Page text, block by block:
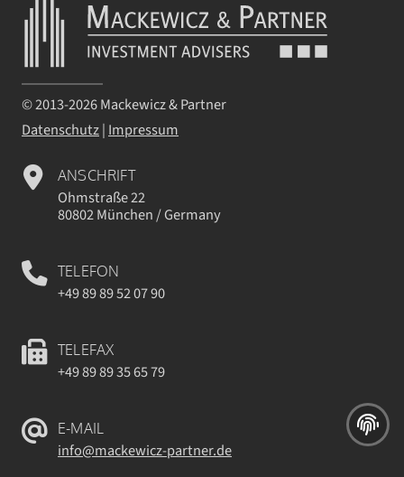
© 2013-2026 Mackewicz & Partner
Datenschutz| Impressum
ANSCHRIFT
Ohmstraße 22
80802 München / Germany
E-MAIL
info@mackewicz-partner.de
TELEFON
+49 89 89 52 07 90
TELEFAX
+49 89 89 35 65 79